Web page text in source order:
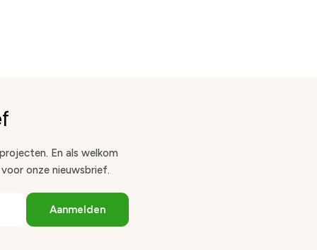
En als welkom
onze nieuwsbrief.
Aanmelden